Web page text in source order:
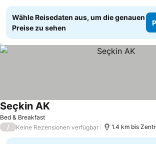
Wähle Reisedaten aus, um die genauen
Preise zu sehen
Bed & Breakfast
Seçkin AKPreise sehen
/ Keine Rezensionen verfügbar 1.4 km bis